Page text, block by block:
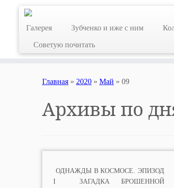
Галерея Зубченко и иже с ним
Советую почитать
Главная » 2020 » Май » 09
Архивы по
ОДНАЖДЫ В КОСМОСЕ. ЭПИЗОД
I ЗАГАДКА БРОШЕННОЙ